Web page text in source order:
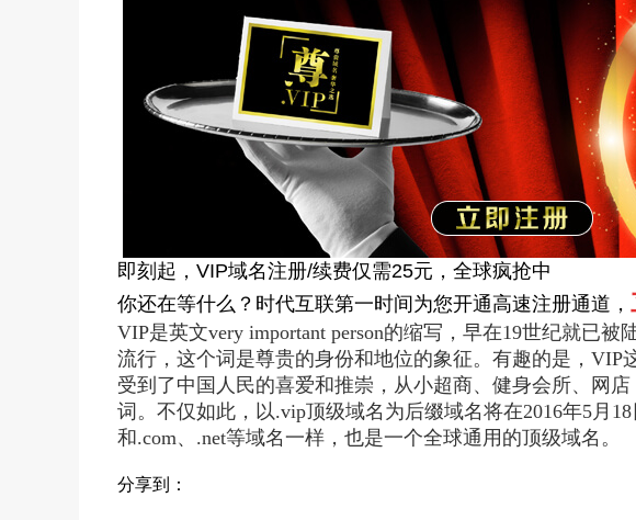
即刻起，VIP域名注册/续费仅需25元，全球疯抢中
你还在等什么？时代互联第一时间为您开通高速注册通道，
VIP是英文very important person的缩写，早在19世纪就已被
流行，这个词是尊贵的身份和地位的象征。 有趣的是，VIP
受到了中国人民的喜爱和推崇，从小超商、健身会所、网
词。不仅如此，以.vip顶级域名为后缀域名将在2016年5月
和.com、.net等域名一样，也是一个全球通用的顶级域名。
分享到：